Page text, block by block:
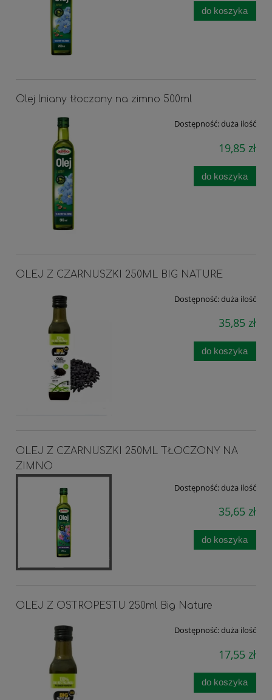
do koszyka
Olej lniany tłoczony na zimno 500ml
Dostępność:duża ilość
19,85 zł
do koszyka
OLEJ Z CZARNUSZKI 250ML BIG NATURE
Dostępność:duża ilość
35,85 zł
do koszyka
OLEJ Z CZARNUSZKI 250ML TŁOCZONY NA
ZIMNO
Dostępność:duża ilość
35,65 zł
do koszyka
OLEJ Z OSTROPESTU 250ml Big Nature
Dostępność:duża ilość
17,55 zł
do koszyka